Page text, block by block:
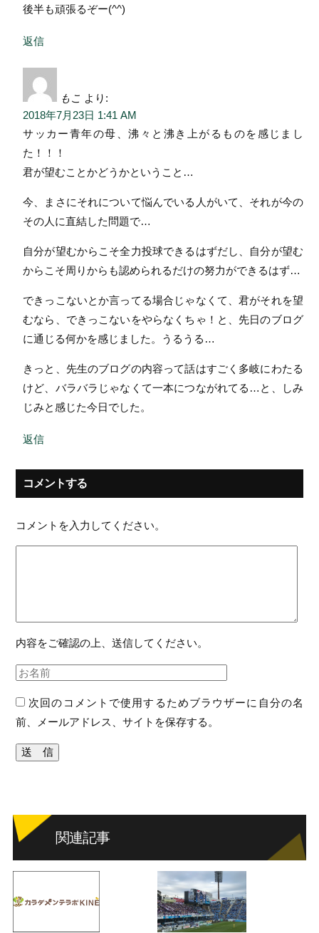
後半も頑張るぞー(^^)
返信
もこ より:
2018年7月23日 1:41 AM
サッカー青年の母、沸々と沸き上がるものを感じまし
た！！！
君が望むことかどうかということ…
今、まさにそれについて悩んでいる人がいて、それが今の
その人に直結した問題で…
自分が望むからこそ全力投球できるはずだし、自分が望む
からこそ周りからも認められるだけの努力ができるはず…
できっこないとか言ってる場合じゃなくて、君がそれを望
むなら、できっこないをやらなくちゃ！と、先日のブログ
に通じる何かを感じました。うるうる…
きっと、先生のブログの内容って話はすごく多岐にわたる
けど、バラバラじゃなくて一本につながれてる…と、しみ
じみと感じた今日でした。
返信
コメントする
コメントを入力してください。
内容をご確認の上、送信してください。
次回のコメントで使用するためブラウザーに自分の名
前、メールアドレス、サイトを保存する。
関連記事